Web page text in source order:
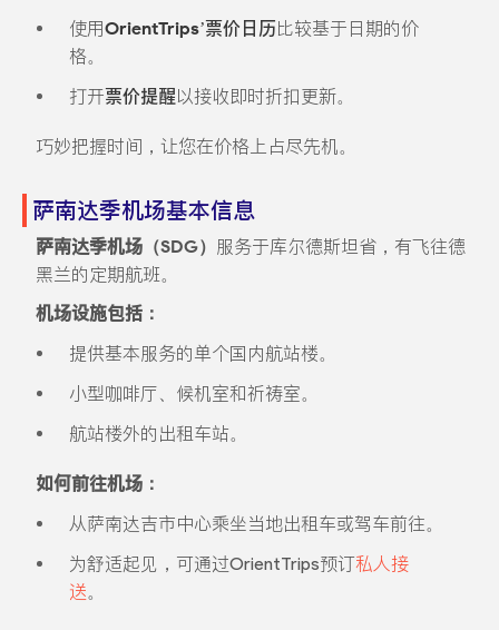
使用OrientTrips’票价日历比较基于日期的价
格。
打开票价提醒以接收即时折扣更新。
巧妙把握时间，让您在价格上占尽先机。
萨南达季机场基本信息
萨南达季机场（SDG） 服务于库尔德斯坦省，有飞往德
黑兰的定期航班。
机场设施包括：
提供基本服务的单个国内航站楼。
小型咖啡厅、候机室和祈祷室。
航站楼外的出租车站。
如何前往机场：
从萨南达吉市中心乘坐当地出租车或驾车前往。
为舒适起见，可通过OrientTrips预订私人接
送。